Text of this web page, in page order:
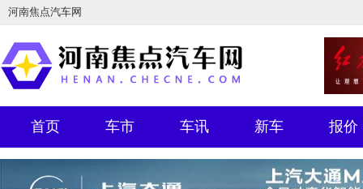
河南焦点汽车网
首页 车市 车讯 新车 报价